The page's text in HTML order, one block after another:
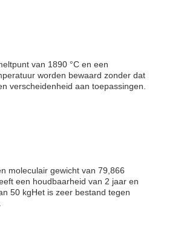
van 1890 °C en een
worden bewaard zonder dat
verscheidenheid aan toepassingen.
moleculair gewicht van 79,866
een houdbaarheid van 2 jaar en
50 kgHet is zeer bestand tegen